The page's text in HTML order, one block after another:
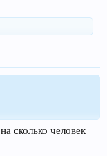
сколько человек